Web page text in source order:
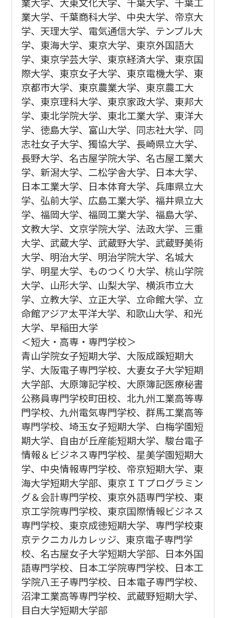
業大学、千葉商科大学、中央大学、帝京大
学、天理大学、電気通信大学、テンプル大
学、東海大学、東京大学、東京外国語大
学、東京学芸大学、東京経済大学、東京国
際大学、東京女子大学、東京電機大学、東
京都市大学、東京農業大学、東京農工大
学、東京理科大学、東京家政大学、東邦大
学、東北学院大学、東北工業大学、東洋大
学、徳島大学、富山大学、同志社大学、同
志社女子大学、獨協大学、長崎県立大学、
長野大学、名古屋学院大学、名古屋工業大
学、新潟大学、二松学舎大学、日本大学、
日本工業大学、日本体育大学、兵庫県立大
学、弘前大学、広島工業大学、福井県立大
学、福岡大学、福岡工業大学、福島大学、
文教大学、文京学院大学、法政大学、三重
大学、武蔵大学、武蔵野大学、武蔵野美術
大学、明治大学、明治学院大学、名城大
学、明星大学、ものつくり大学、桃山学院
大学、山形大学、山梨大学、横浜市立大
学、立教大学、立正大学、立命館大学、立
命館アジア太平洋大学、和歌山大学、和光
大学、早稲田大学
＜短大・高専・専門学校＞
青山学院女子短期大学、大阪成蹊短期大
学、大阪電子専門学校、大妻女子大学短期
大学部、大原簿記学校、大原簿記医療秘書
公務員専門学校町田校、北九州工業高等専
門学校、九州電気専門学校、群馬工業高等
専門学校、埼玉女子短期大学、白梅学園短
期大学、自由が丘産能短期大学、駿台電子
情報＆ビジネス専門学校、星美学園短期大
学、中央情報専門学校、帝京短期大学、東
海大学短期大学部、東京ＩＴプログラミン
グ＆会計専門学校、東京外語専門学校、東
京工学院専門学校、東京国際情報ビジネス
専門学校、東京成徳短期大学、専門学校東
京テクニカルカレッジ、東京電子専門学
校、名古屋女子大学短期大学部、日本外国
語専門学校、日本工学院専門学校、日本工
学院八王子専門学校、日本電子専門学校、
沼津工業高等専門学校、武蔵野短期大学、
目白大学短期大学部